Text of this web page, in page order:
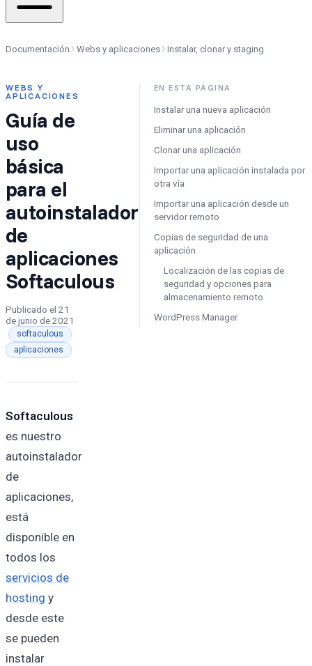
Documentación Webs y aplicaciones Instalar, clonar y staging
WEBS Y
APLICACIONES
Guía de
uso
básica
para el
autoinstalador
de
aplicaciones
Softaculous
Publicado el 21
de junio de 2021
·
softaculous ·
aplicaciones
Softaculous
es nuestro
autoinstalador
de
aplicaciones,
está
disponible en
todos los
servicios de
hosting y
desde este
se pueden
instalar
EN ESTA PÁGINA
Instalar una nueva aplicación
Eliminar una aplicación
Clonar una aplicación
Importar una aplicación instalada por
otra vía
Importar una aplicación desde un
servidor remoto
Copias de seguridad de una
aplicación
Localización de las copias de
seguridad y opciones para
almacenamiento remoto
WordPress Manager